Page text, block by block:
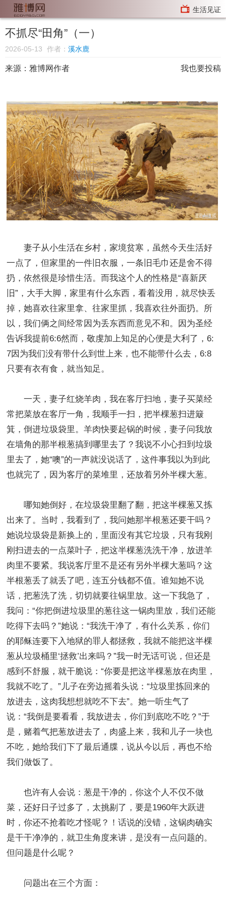
生活见证
不抓尽“田角”（一）
2026-05-13 作者： 溪水鹿
来源： 雅博网作者 我也要投稿
妻子从小生活在乡村，家境贫寒，虽然今天生活好
一点了，但家里的一件旧衣服，一条旧毛巾还是舍不得
扔，依然很是珍惜生活。而我这个人的性格是“喜新厌
旧”，大手大脚，家里有什么东西，看着没用，就尽快丢
掉，她喜欢往家里拿、往家里抓，我喜欢往外面扔。所
以，我们俩之间经常因为丢东西而意见不和。因为圣经
告诉我提前6:6然而，敬虔加上知足的心便是大利了，6:
7因为我们没有带什么到世上来，也不能带什么去，6:8
只要有衣有食，就当知足。
一天，妻子红烧羊肉，我在客厅扫地，妻子买菜经
常把菜放在客厅一角，我顺手一扫，把半棵葱扫进簸
箕，倒进垃圾袋里。羊肉快要起锅的时候，妻子问我放
在墙角的那半根葱搞到哪里去了？我说不小心扫到垃圾
里去了，她“噢”的一声就没说话了，这件事我以为到此
也就完了，因为客厅的菜堆里，还放着另外半棵大葱。
哪知她倒好，在垃圾袋里翻了翻，把这半棵葱又拣
出来了。当时，我看到了，我问她那半根葱还要干吗？
她说垃圾袋是新换上的，里面没有其它垃圾，只有我刚
刚扫进去的一点菜叶子，把这半棵葱洗洗干净，放进羊
肉里不要紧。我说客厅里不是还有另外半棵大葱吗？这
半根葱丢了就丢了吧，连五分钱都不值。谁知她不说
话，把葱洗了洗，切切就要往锅里放。这一下我急了，
我问：“你把倒进垃圾里的葱往这一锅肉里放，我们还能
吃得下去吗？”她说：“我洗干净了，有什么关系，你们
的耶稣连要下入地狱的罪人都拯救，我就不能把这半棵
葱从垃圾桶里‘拯救’出来吗？”我一时无话可说，但还是
感到不舒服，就干脆说：“你要是把这半棵葱放在肉里，
我就不吃了。”儿子在旁边摇着头说：“垃圾里拣回来的
放进去，这肉我想想就吃不下去”。她一听生气了
说：“我倒是要看看，我放进去，你们到底吃不吃？”于
是，赌着气把葱放进去了，肉盛上来，我和儿子一块也
不吃，她给我们下了最后通牒，说从今以后，再也不给
我们做饭了。
也许有人会说：葱是干净的，你这个人不仅不做
菜，还好日子过多了，太挑剔了，要是1960年大跃进
时，你还不抢着吃才怪呢？！话说的没错，这锅肉确实
是干干净净的，就卫生角度来讲，是没有一点问题的。
但问题是什么呢？
问题出在三个方面：